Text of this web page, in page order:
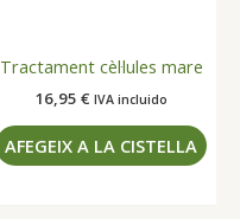
Tractament cèl·lules mare
16,95 € IVA incluido
AFEGEIX A LA CISTELLA